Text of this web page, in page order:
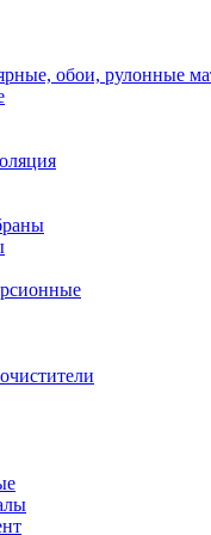
обои, рулонные